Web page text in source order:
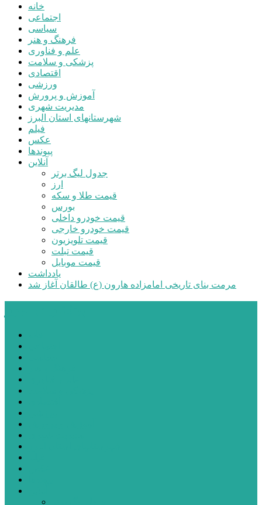
خانه
اجتماعی
سیاسی
فرهنگ و هنر
علم و فناوری
پزشکی و سلامت
اقتصادی
ورزشی
آموزش و پرورش
مدیریت شهری
شهرستانهای استان البرز
فیلم
عکس
پیوندها
آنلاین
جدول لیگ برتر
ارز
قیمت طلا و سکه
بورس
قیمت خودرو داخلی
قیمت خودرو خارجی
قیمت تلویزیون
قیمت تبلت
قیمت موبایل
یادداشت
مرمت بنای تاریخی امامزاده هارون (ع) طالقان آغاز شد